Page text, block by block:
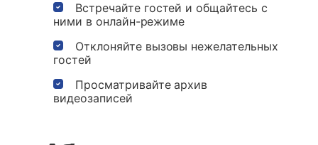
Встречайте гостей и общайтесь с
ними в онлайн-режиме
Отклоняйте вызовы нежелательных
гостей
Просматривайте архив
видеозаписей